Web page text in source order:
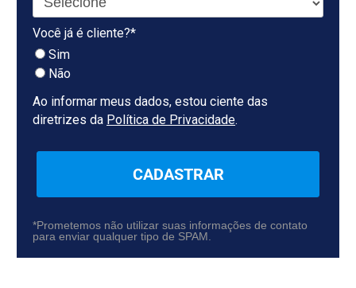
Você já é cliente?*
Sim
Não
Ao informar meus dados, estou ciente das
diretrizes da Política de Privacidade.
CADASTRAR
*Prometemos não utilizar suas informações de contato
para enviar qualquer tipo de SPAM.